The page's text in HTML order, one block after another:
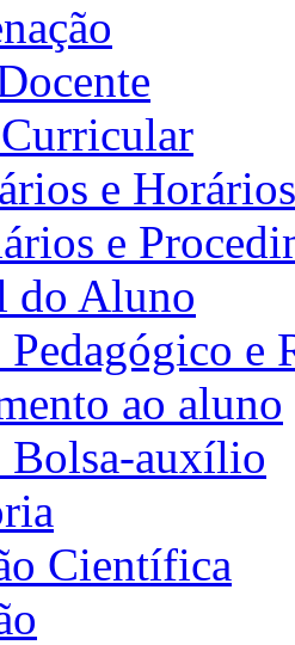
e Horários
e
do Aluno
e
ao aluno
Bolsa-auxílio
Científica